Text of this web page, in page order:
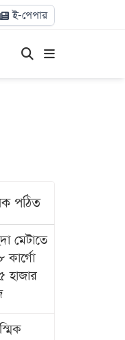
ই-পেপার
পঠিত
মেটাতে
কার্গো